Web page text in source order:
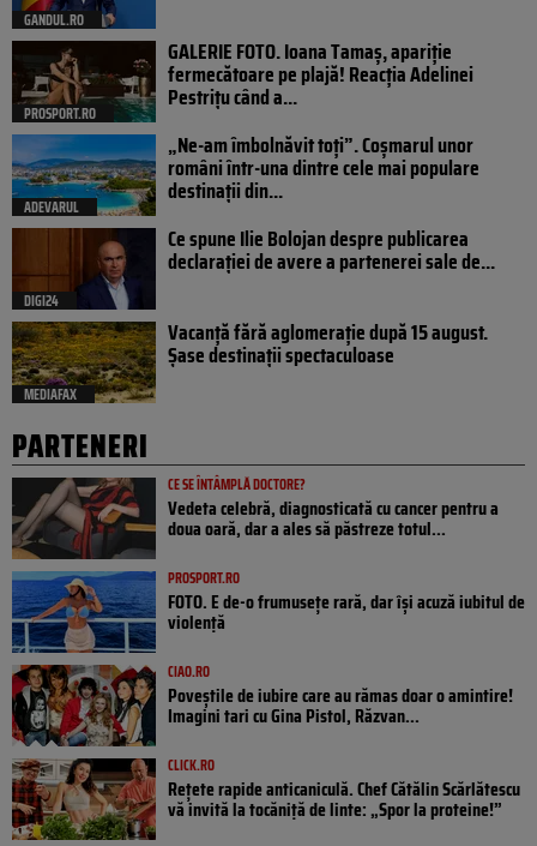
GANDUL.RO
PROSPORT.RO
GALERIE FOTO. Ioana Tamaş, apariție
fermecătoare pe plajă! Reacția Adelinei
Pestrițu când a...
ADEVARUL
„Ne-am îmbolnăvit toți”. Coșmarul unor
români într-una dintre cele mai populare
destinații din...
DIGI24
Ce spune Ilie Bolojan despre publicarea
declarației de avere a partenerei sale de...
MEDIAFAX
Vacanță fără aglomerație după 15 august.
Șase destinații spectaculoase
PARTENERI
CE SE ÎNTÂMPLĂ DOCTORE?
Vedeta celebră, diagnosticată cu cancer pentru a
doua oară, dar a ales să păstreze totul...
PROSPORT.RO
FOTO. E de-o frumusețe rară, dar își acuză iubitul de
violență
CIAO.RO
Poveştile de iubire care au rămas doar o amintire!
Imagini tari cu Gina Pistol, Răzvan...
CLICK.RO
Rețete rapide anticaniculă. Chef Cătălin Scărlătescu
vă invită la tocăniță de linte: „Spor la proteine!”